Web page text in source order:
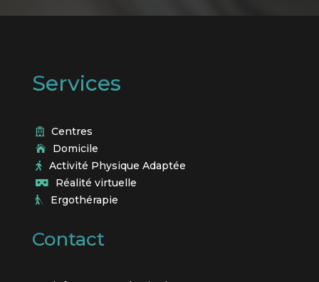
Services
 Centres
 Domicile
 Activité Physique Adaptée
 Réalité virtuelle
 Ergothérapie
Contact